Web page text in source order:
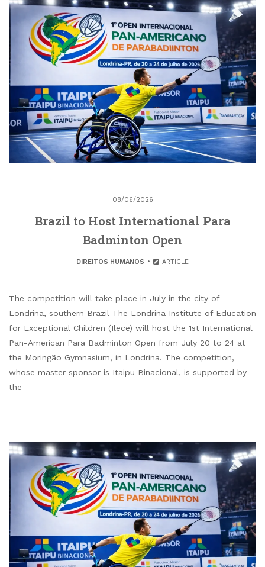
08/06/2026
Brazil to Host International Para
Badminton Open
DIREITOS HUMANOS ARTICLE
The competition will take place in July in the city of
Londrina, southern Brazil The Londrina Institute of Education
for Exceptional Children (Ilece) will host the 1st International
Pan-American Para Badminton Open from July 20 to 24 at
the Moringão Gymnasium, in Londrina. The competition,
whose master sponsor is Itaipu Binacional, is supported by
the